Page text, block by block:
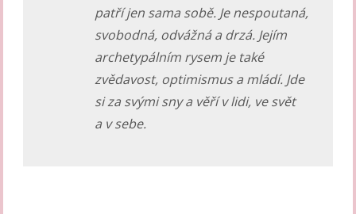
patří jen sama sobě. Je nespoutaná,
svobodná, odvážná a drzá. Jejím
archetypálním rysem je také
zvědavost, optimismus a mládí. Jde
si za svými sny a věří v lidi, ve svět
a v sebe.